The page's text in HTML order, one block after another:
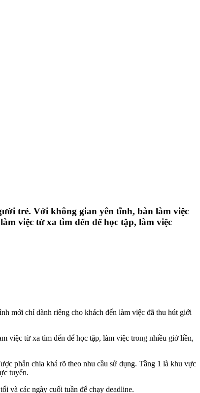
trẻ. Với không gian yên tĩnh, bàn làm việc
việc từ xa tìm đến để học tập, làm việc
mới chỉ dành riêng cho khách đến làm việc đã thu hút giới
việc từ xa tìm đến để học tập, làm việc trong nhiều giờ liền,
phân chia khá rõ theo nhu cầu sử dụng. Tầng 1 là khu vực
tuyến.
và các ngày cuối tuần để chạy deadline.